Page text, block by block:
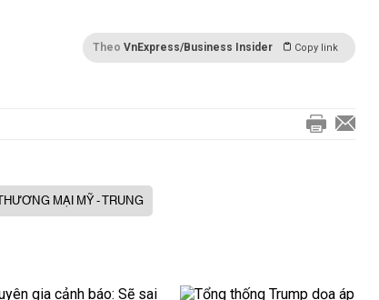
Theo VnExpress/Business Insider Copy link
MẠI MỸ - TRUNG